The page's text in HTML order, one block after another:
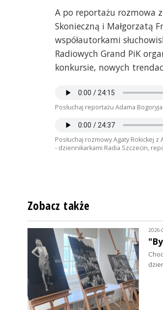
A po reportażu rozmowa
Skonieczną i Małgorzatą
współautorkami
Radiowych Grand PiK
konkursie, nowych
Posłuchaj reportażu Adama
Posłuchaj rozmowy Agaty Rokickej
- dziennikarkami Radia Szczecin,
Zobacz także
2026-